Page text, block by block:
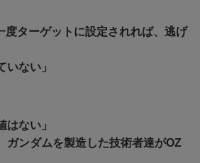
度ターゲットに設定されれば、逃げ
いない」
はない」
ガンダムを製造した技術者達がOZ